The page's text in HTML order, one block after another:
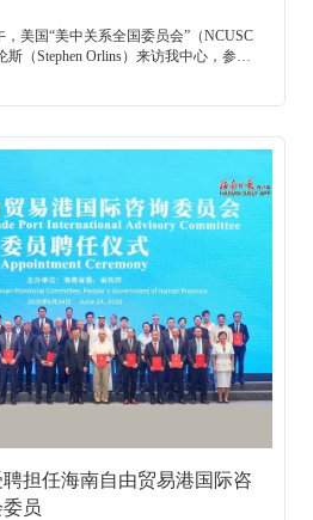
，美国“美中关系全国委员会”（NCUSC
斯（Stephen Orlins）来访我中心，参观
担任海南自由贸易港国际咨
员